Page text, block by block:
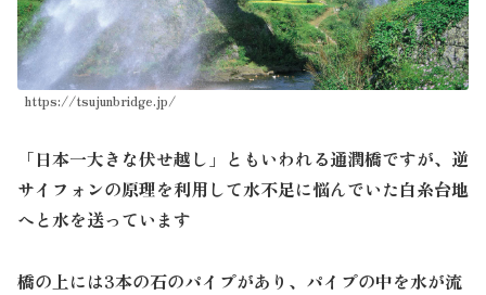
https://tsujunbridge.jp/
「日本一大きな伏せ越し」ともいわれる通潤橋ですが、逆
サイフォンの原理を利用して水不足に悩んでいた白糸台地
へと水を送っています
橋の上には3本の石のパイプがあり、パイプの中を水が流